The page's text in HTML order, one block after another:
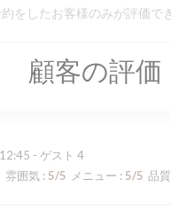
顧客の評価
- ゲスト 4
雰囲気 : 5/5 メニュー : 5/5 品
約をしたお客様のみが評価で